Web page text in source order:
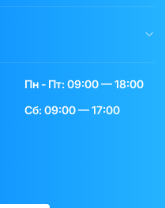
Пн - Пт: 09:00 — 18:00
Сб: 09:00 — 17:00